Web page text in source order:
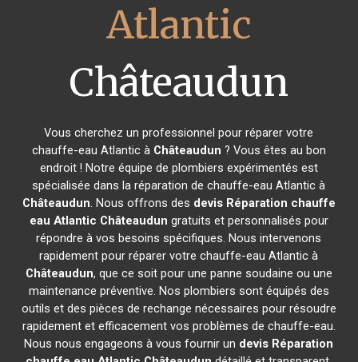
Atlantic
Châteaudun
Vous cherchez un professionnel pour réparer votre
chauffe-eau Atlantic à Châteaudun ? Vous êtes au bon
endroit ! Notre équipe de plombiers expérimentés est
spécialisée dans la réparation de chauffe-eau Atlantic à
Châteaudun. Nous offrons des devis Réparation chauffe
eau Atlantic Châteaudun gratuits et personnalisés pour
répondre à vos besoins spécifiques. Nous intervenons
rapidement pour réparer votre chauffe-eau Atlantic à
Châteaudun, que ce soit pour une panne soudaine ou une
maintenance préventive. Nos plombiers sont équipés des
outils et des pièces de rechange nécessaires pour résoudre
rapidement et efficacement vos problèmes de chauffe-eau.
Nous nous engageons à vous fournir un devis Réparation